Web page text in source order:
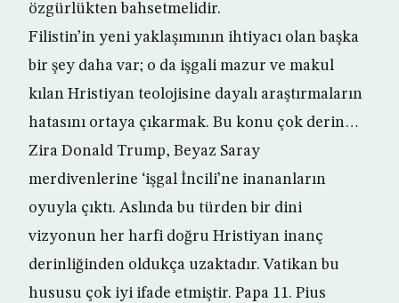
özgürlükten bahsetmelidir.
Filistin’in yeni yaklaşımının ihtiyacı olan başka
bir şey daha var; o da işgali mazur ve makul
kılan Hristiyan teolojisine dayalı araştırmaların
hatasını ortaya çıkarmak. Bu konu çok derin…
Zira Donald Trump, Beyaz Saray
merdivenlerine ‘işgal İncili’ne inananların
oyuyla çıktı. Aslında bu türden bir dini
vizyonun her harfi doğru Hristiyan inanç
derinliğinden oldukça uzaktadır. Vatikan bu
hususu çok iyi ifade etmiştir. Papa 11. Pius